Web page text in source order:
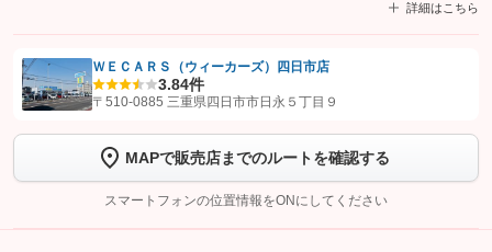
詳細はこちら
【STEP1】認証画面でグーネットを友だち追加してから「許可する」ボタンを押
トーク画面で
ボタンをタップして問い合わせを
完了してください。
こちら
ＷＥＣＡＲＳ（ウィーカーズ）四日市店
3.84件
〒510-0885 三重県四日市市日永５丁目９
MAPで販売店までのルートを確認する
スマートフォンの位置情報をONにしてください